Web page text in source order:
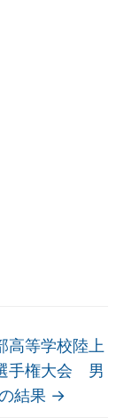
高等学校陸上
手権大会 男
結果 →